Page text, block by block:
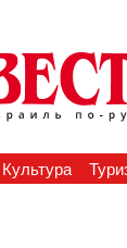
Культура